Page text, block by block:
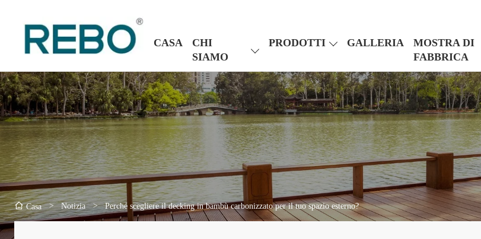
CASA
CHI
SIAMO
PRODOTTI GALLERIA
MOSTRA DI
FABBRICA
Casa > Notizia > Perché scegliere il decking in bambù carbonizzato per il tuo spazio esterno?